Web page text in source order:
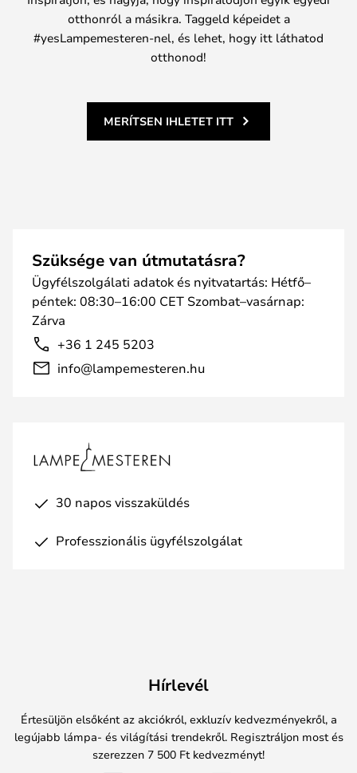
otthonról a másikra. Taggeld képeidet a
#yesLampemesteren-nel, és lehet, hogy itt láthatod
otthonod!
MERÍTSEN IHLETET ITT
Szüksége van útmutatásra?
Ügyfélszolgálati adatok és nyitvatartás: Hétfő–
péntek: 08:30–16:00 CET Szombat–vasárnap:
Zárva
+36 1 245 5203
info@lampemesteren.hu
30 napos visszaküldés
Professzionális ügyfélszolgálat
Hírlevél
Értesüljön elsőként az akciókról, exkluzív kedvezményekről, a
legújabb lámpa- és világítási trendekről. Regisztráljon most és
szerezzen 7 500 Ft kedvezményt!